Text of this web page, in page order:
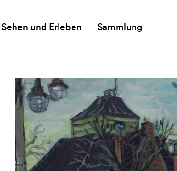
Sehen und Erleben Sammlung